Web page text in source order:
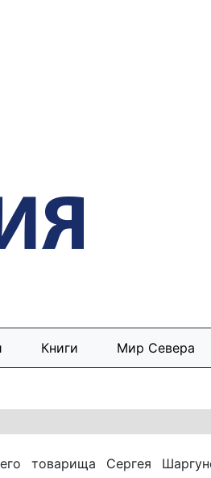
Книги Мир Севера
товарища Сергея